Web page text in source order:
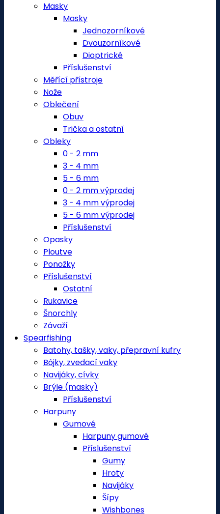
Masky
Masky
Jednozorníkové
Dvouzorníkové
Dioptrické
Příslušenství
Měřící přístroje
Nože
Oblečení
Obuv
Trička a ostatní
Obleky
0 - 2 mm
3 - 4 mm
5 - 6 mm
0 - 2 mm výprodej
3 - 4 mm výprodej
5 - 6 mm výprodej
Příslušenství
Opasky
Ploutve
Ponožky
Příslušenství
Ostatní
Rukavice
Šnorchly
Závaží
Spearfishing
Batohy, tašky, vaky, přepravní kufry
Bójky, zvedací vaky
Navijáky, cívky
Brýle (masky)
Příslušenství
Harpuny
Gumové
Harpuny gumové
Příslušenství
Gumy
Hroty
Navijáky
Šípy
Wishbones